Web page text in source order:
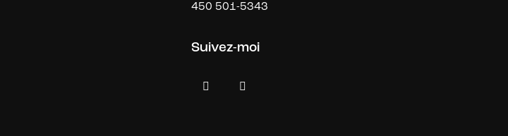
450 501-5343
Suivez-moi